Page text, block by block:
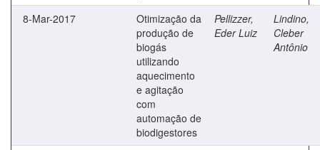
8-Mar-2017
Otimização da
produção de
biogás
utilizando
aquecimento
e agitação
com
automação de
biodigestores
Pellizzer,
Eder Luiz
Lindino,
Cleber
Antônio